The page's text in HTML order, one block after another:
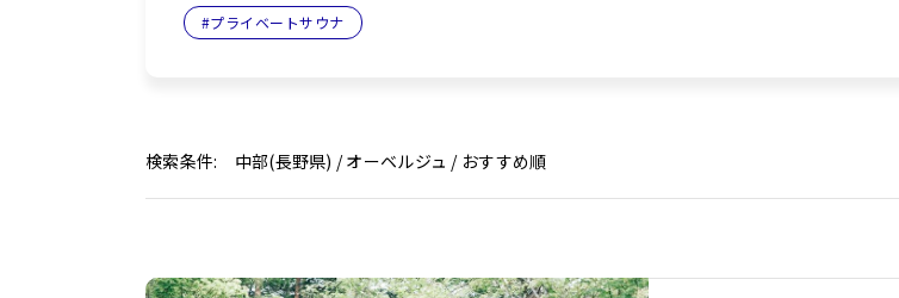
#プライベートサウナ
検索条件: 中部(長野県) / オーベルジュ / おすすめ順